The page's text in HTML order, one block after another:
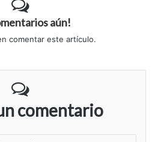
aún!
comentar este artículo.
comentario